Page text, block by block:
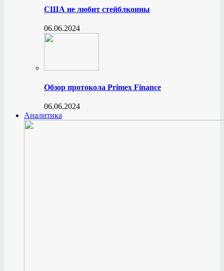
США не любит стейблкоины
06.06.2024
Обзор протокола Primex Finance
06.06.2024
Аналитика